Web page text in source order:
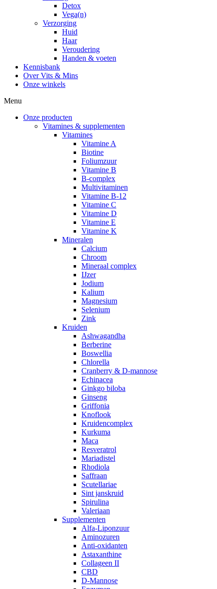
Detox
Vega(n)
Verzorging
Huid
Haar
Veroudering
Handen & voeten
Kennisbank
Over Vits & Mins
Onze winkels
Menu
Onze producten
Vitamines & supplementen
Vitamines
Vitamine A
Biotine
Foliumzuur
Vitamine B
B-complex
Multivitaminen
Vitamine B-12
Vitamine C
Vitamine D
Vitamine E
Vitamine K
Mineralen
Calcium
Chroom
Mineraal complex
IJzer
Jodium
Kalium
Magnesium
Selenium
Zink
Kruiden
Ashwagandha
Berberine
Boswellia
Chlorella
Cranberry & D-mannose
Echinacea
Ginkgo biloba
Ginseng
Griffonia
Knoflook
Kruidencomplex
Kurkuma
Maca
Resveratrol
Mariadistel
Rhodiola
Saffraan
Scutellariae
Sint janskruid
Spirulina
Valeriaan
Supplementen
Alfa-Liponzuur
Aminozuren
Anti-oxidanten
Astaxanthine
Collageen II
CBD
D-Mannose